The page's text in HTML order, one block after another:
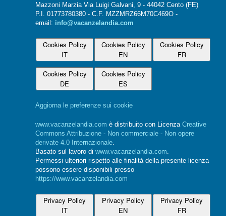
Mazzoni Marzia Via Luigi Galvani, 9 - 44042 Cento (FE)
P.I. 01773780380 - C.F. MZZMRZ66M70C469O -
email: info@vacanzelandia.com
Cookies Policy
IT
Cookies Policy
EN
Cookies Policy
FR
Cookies Policy
DE
Cookies Policy
ES
Aggiorna le preferenze sui cookie
www.vacanzelandia.com è distribuito con Licenza Creative
Commons Attribuzione - Non commerciale - Non opere
derivate 4.0 Internazionale
Basato sul lavoro di www.vacanzelandia.com
Permessi ulteriori rispetto alle finalità della presente licenza
possono essere disponibili presso
https://www.vacanzelandia.com
Privacy Policy
IT
Privacy Policy
EN
Privacy Policy
FR